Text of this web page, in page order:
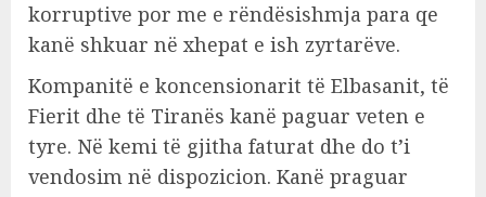
korruptive por me e rëndësishmja para qe
kanë shkuar në xhepat e ish zyrtarëve.
Kompanitë e koncensionarit të Elbasanit, të
Fierit dhe të Tiranës kanë paguar veten e
tyre. Në kemi të gjitha faturat dhe do t’i
vendosim në dispozicion. Kanë praguar